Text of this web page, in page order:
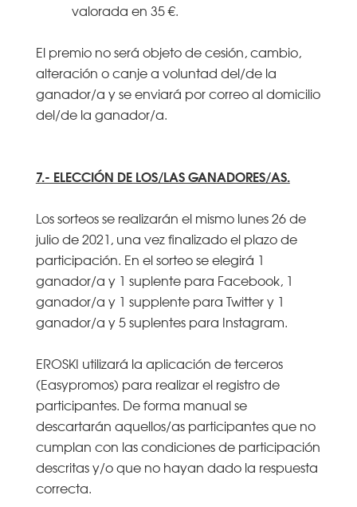
valorada en 35 €.
El premio no será objeto de cesión, cambio,
alteración o canje a voluntad del/de la
ganador/a y se enviará por correo al domicilio
del/de la ganador/a.
7.- ELECCIÓN DE LOS/LAS GANADORES/AS.
Los sorteos se realizarán el mismo lunes 26 de
julio de 2021, una vez finalizado el plazo de
participación. En el sorteo se elegirá 1
ganador/a y 1 suplente para Facebook, 1
ganador/a y 1 supplente para Twitter y 1
ganador/a y 5 suplentes para Instagram.
EROSKI utilizará la aplicación de terceros
(Easypromos) para realizar el registro de
participantes. De forma manual se
descartarán aquellos/as participantes que no
cumplan con las condiciones de participación
descritas y/o que no hayan dado la respuesta
correcta.